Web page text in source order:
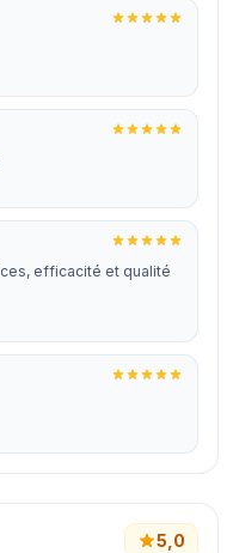
efficacité et qualité
5,0